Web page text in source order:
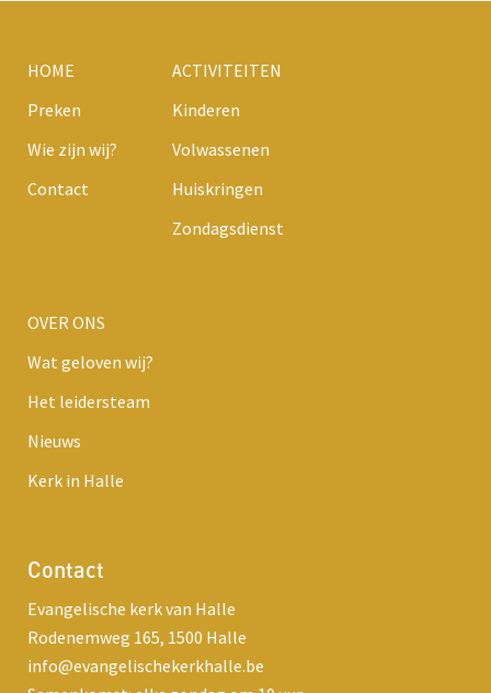
HOME
Preken
Wie zijn wij?
Contact
ACTIVITEITEN
Kinderen
Volwassenen
Huiskringen
Zondagsdienst
OVER ONS
Wat geloven wij?
Het leidersteam
Nieuws
Kerk in Halle
Contact
Evangelische kerk van Halle
Rodenemweg 165, 1500 Halle
info@evangelischekerkhalle.be